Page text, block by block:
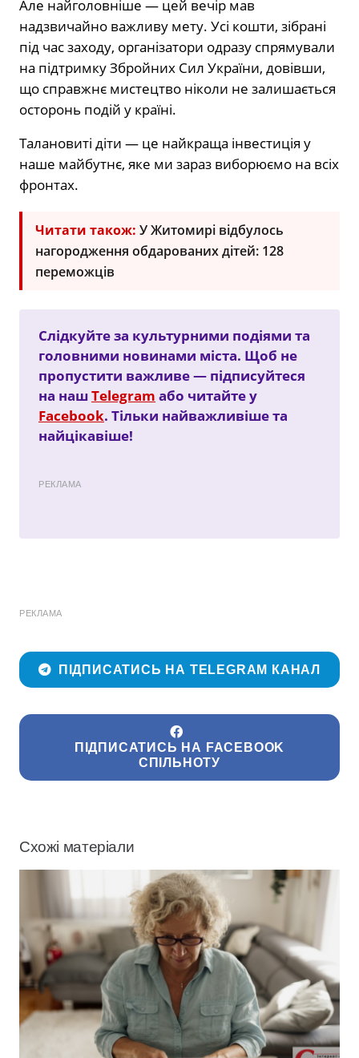
Але найголовніше — цей вечір мав
надзвичайно важливу мету. Усі кошти, зібрані
під час заходу, організатори одразу спрямували
на підтримку Збройних Сил України, довівши,
що справжнє мистецтво ніколи не залишається
осторонь подій у країні.
Талановиті діти — це найкраща інвестиція у
наше майбутнє, яке ми зараз виборюємо на всіх
фронтах.
Читати також: У Житомирі відбулось
нагородження обдарованих дітей: 128
переможців
Слідкуйте за культурними подіями та
головними новинами міста. Щоб не
пропустити важливе — підписуйтеся
на нашTelegram або читайте у
Facebook. Тільки найважливіше та
найцікавіше!
РЕКЛАМА
РЕКЛАМА
ПІДПИСАТИСЬ НА TELEGRAM КАНАЛ
ПІДПИСАТИСЬ НА FACEBOOK
СПІЛЬНОТУ
Схожі матеріали